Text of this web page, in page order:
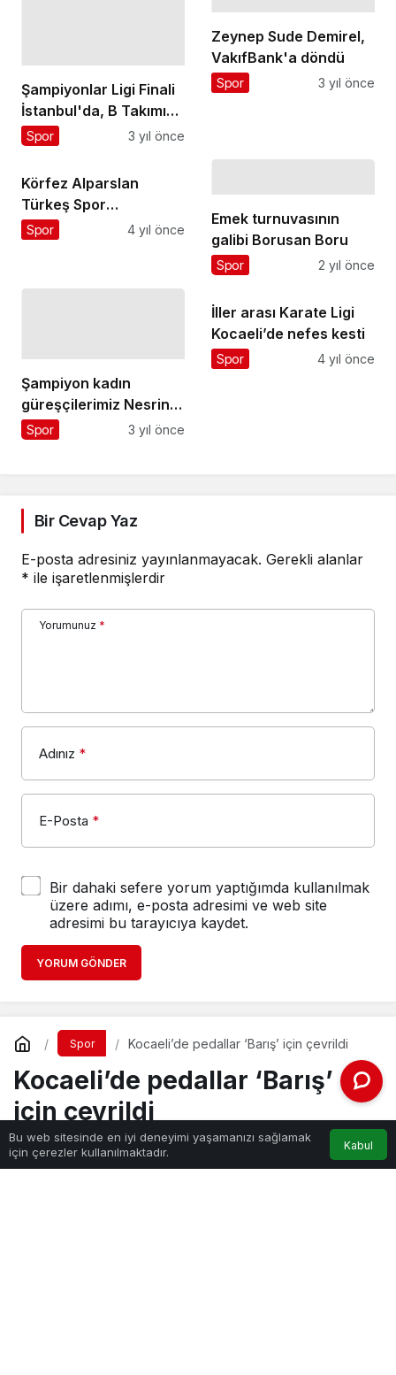
Şampiyonlar Ligi Finali
İstanbul'da, B Takımı
ile Şampiyonlar Ligi
Amfi'de!
Spor 3 yıl önce
Zeynep Sude Demirel,
VakıfBank'a döndü
Spor 3 yıl önce
Körfez Alparslan
Türkeş Spor
Kompleksi’ne sentetik
Spor 4 yıl önce
Emek turnuvasının
galibi Borusan Boru
Spor 2 yıl önce
Şampiyon kadın
güreşçilerimiz Nesrin
Baş ve Ebru Dağbaşı D-
Spor 3 yıl önce
İller arası Karate Ligi
Kocaeli’de nefes kesti
Spor 4 yıl önce
Bir Cevap Yaz
E-posta adresiniz yayınlanmayacak. Gerekli alanlar
* ile işaretlenmişlerdir
Yorumunuz *
Adınız *
E-Posta *
Bir dahaki sefere yorum yaptığımda kullanılmak
üzere adımı, e-posta adresimi ve web site
adresimi bu tarayıcıya kaydet.
YORUM GÖNDER
Spor Kocaeli’de pedallar ‘Barış’ için çevrildi
Kocaeli’de pedallar ‘Barış’
için çevrildi
Haber Gezginitarafından yayınlandı
Bu web sitesinde en iyi deneyimi yaşamanızı sağlamak
için çerezler kullanılmaktadır.
Kabul